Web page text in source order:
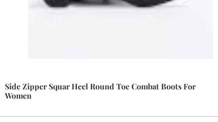
Side Zipper Squar Heel Round Toe Combat Boots For
Women